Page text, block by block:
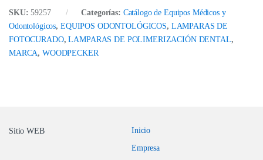
SKU:59257 Categorías: Catálogo de Equipos Médicos y
Odontológicos, EQUIPOS ODONTOLÓGICOS, LAMPARAS DE
FOTOCURADO,LAMPARAS DE POLIMERIZACIÓN DENTAL,
MARCA,WOODPECKER
Sitio WEB
Inicio
Empresa